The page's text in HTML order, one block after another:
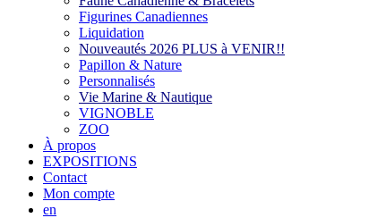
Figurines Canadiennes
Liquidation
Nouveautés 2026 PLUS à VENIR!!
Papillon & Nature
Personnalisés
Vie Marine & Nautique
VIGNOBLE
ZOO
À propos
EXPOSITIONS
Contact
Mon compte
en